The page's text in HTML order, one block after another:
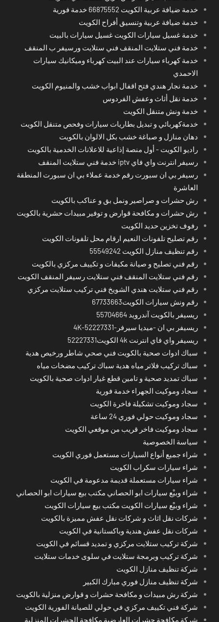
خدمة ضيافة عربية الكويت 66875552 خدمة فورية
خدمة ضيافة عربية وتنسيق أفراح الكويت
خدمة غسيل سيارات الكويت غسيل سيارات بالبيت
خدمة فني ستلايت المنقف فني ستلايت ورسيفر ب المنقف
خدمة كهرباء سيارات عند البيت كهرباء وميكانيك سيارات
الاحمدي
خدمة نجار هندي فتح اقفال ابواب خشب والمنيوم الكويت
خدمة نقل أثاث وعفش الفردوس
خدمة ونش متنقل الكويت
خدمةكهربائي و تبديل بطاريات سيارات وفحص متنقل الكويت
دهان منازل و صباغة خشب بكل الالوان بالكويت
راديو الكويت - أول منصة إذاعية للاعلانات الخدمية بالكويت
رسيفر انترنت واي فاي iptv خدمة فني ستلايت المنقف
رسيفر بي ان سبورت رقم خدمة عملاء بي ان سبورت المنطقة
العاشرة
رش حشرات و صراصير ونمل بق و عناكب بالكويت
رش حشرات و مكافحة قوارض و توفير مبيدات حشرية بالكويت
رفوف تخزين حديد الكويت
رقم تصليح تلفونات النعيم ارقام محل تلفونات الكويت
رقم تنظيف منازل الكويت 55549242
رقم فني تصليح و صيانة مكيفات و تكييف مركزي بالكويت
رقم فني ستلايت المنقف فني ستلايت رسيفر المنقف الكويت
رقم فني ستلايت هندي الشويخ فني تركيب ستلايت مركزي
رقم ونش سيارات الكويت67733663
ريسيفر بالكويت آندرويد 55704664
ريسيفر بي ان -ميديا سيرفر-4K-52227331
ريسيفر واي فاي انترنت 4k الكويت52227331
سباك ادوات صحية بالكويت فني صحي شاطر ورخيص هدية
سباك تركيب فلاتر مياه هدية سباك تركيب مضخات مياه
سباك تمديد صحية و تامين قطع غيار ادوات صحية بالكويت
سجاد وموكيت الجهراء خدمة فورية
سجاد وموكيت تشكيلة فاخرة الكويت
سجاد وموكيت حولي فوري 24 ساعة
سجاد وموكيت فاخر قريب من موقعي الكويت
سياسة الخصوصية
شراء جميع أنواع السيارات مستعمل فوري الكويت
شراء سيارات سكراب الكويت
شراء سيارات مستعملة قديمة مدعومة في الكويت
شراء وبيْع سيارات ابو الحصاني مكتب بيع سيارات ابو الحصاني
شراء وبيْع سيارات الكويت مكتب بيع سيارات الكويت
شركات نقل اثاث و شركات نقل عفش مميزة بالكويت
شركات نقل عفش هندية وباكستانية في الكويت
شركة تركيب ستلايت مركزي و تمديد قسائم في الكويت
شركة تركيب وبرمجة ستلايت في سلوى خدمات ستلايت
شركة تنظيف منازل الكويت
شركة تنظيف منازل فوري مبارك الكبير
شركة رش مبيدات و مكافحة حشرات و قوارض منزلية بالكويت
شركة فني تكييف مركزي في حولي للصيانة الفورية الكويت
شركة مكافحة حشرات العارضية مكافحة الحشرات المنزلية